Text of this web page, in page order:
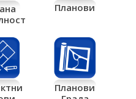
Планови
Планови